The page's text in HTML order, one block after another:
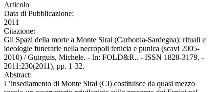
Articolo
Data di Pubblicazione:
2011
Citazione:
Gli Spazi della morte a Monte Sirai (Carbonia-Sardegna): rituali e
ideologie funerarie nella necropoli fenicia e punica (scavi 2005-
2010) / Guirguis, Michele. - In: FOLD&R.. - ISSN 1828-3179. -
2011:230(2011), pp. 1-32.
Abstract:
L’insediamento di Monte Sirai (CI) costituisce da quasi mezzo